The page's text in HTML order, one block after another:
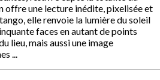
offre une lecture inédite, pixelisée et
elle renvoie la lumière du soleil
faces en autant de points
lieu, mais aussi une image
...